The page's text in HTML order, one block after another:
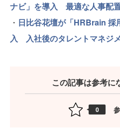
ナビ」を導入 最適な人事配
・ 日比谷花壇が「HRBrain 採
入 入社後のタレントマネジ
この記事は参考に
0